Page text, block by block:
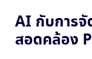
AI กับการจั
สอดคล้อง